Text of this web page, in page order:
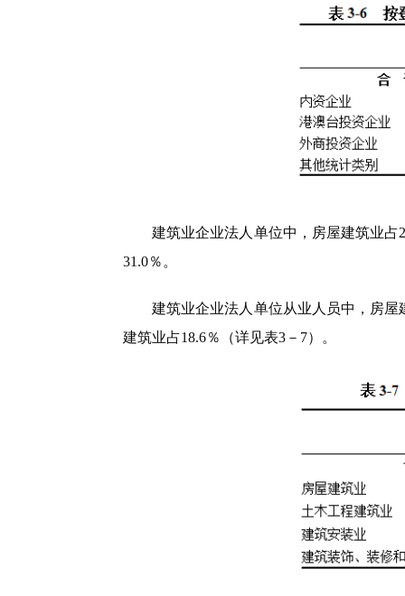
建筑业企业法人单位中，房屋建筑业占
31.0％。
建筑业企业法人单位从业人员中，房屋
建筑业占18.6％（详见表3－7）。